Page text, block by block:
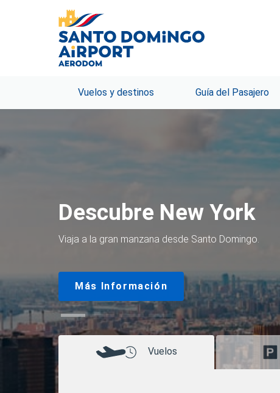
Vuelos y destinos Guía del Pasajero
Descubre Madrid
Viaja a Madrid desde Santo Domingo.
Más Información
Vuelos